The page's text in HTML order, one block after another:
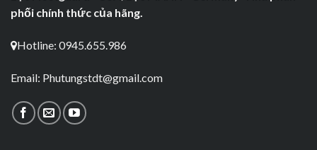
phối chính thức của hãng.
Hotline: 0945.655.986
Email: Phutungstdt@gmail.com